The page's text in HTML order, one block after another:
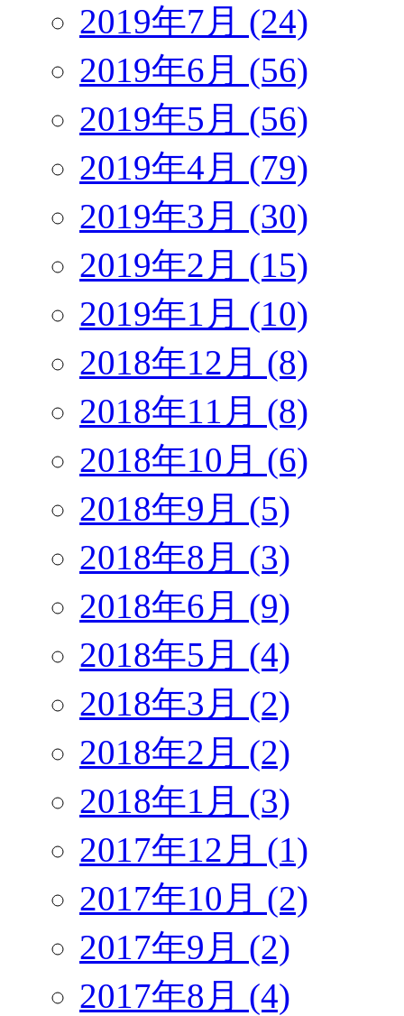
2019年7月 (24)
2019年6月 (56)
2019年5月 (56)
2019年4月 (79)
2019年3月 (30)
2019年2月 (15)
2019年1月 (10)
2018年12月 (8)
2018年11月 (8)
2018年10月 (6)
2018年9月 (5)
2018年8月 (3)
2018年6月 (9)
2018年5月 (4)
2018年3月 (2)
2018年2月 (2)
2018年1月 (3)
2017年12月 (1)
2017年10月 (2)
2017年9月 (2)
2017年8月 (4)